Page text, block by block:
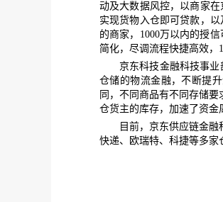
动及大数据风控，以商家
实现货物入仓即可贷款，
的商家， 1000万以内的授
简化，尽调流程快捷高效， 1
京东科技金融科技事
仓储的物流金融，不断提
同，不同商品有不同存储
仓货主的库存，加速了资金
目前，京东供应链金融
快递、欧瑞特、科捷等多家